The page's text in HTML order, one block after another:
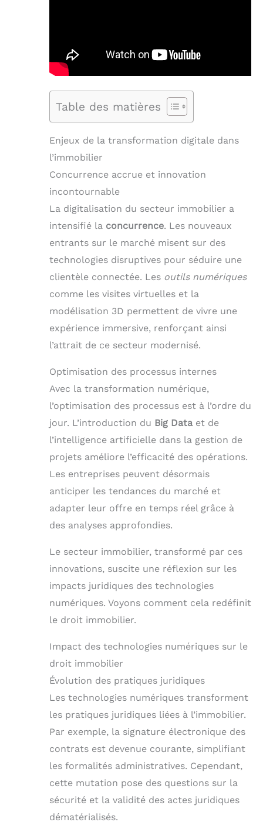
Table des matières
Enjeux de la transformation digitale dans
l’immobilier
Concurrence accrue et innovation
incontournable
La digitalisation du secteur immobilier a
intensifié la concurrence. Les nouveaux
entrants sur le marché misent sur des
technologies disruptives pour séduire une
clientèle connectée. Les outils numériques
comme les visites virtuelles et la
modélisation 3D permettent de vivre une
expérience immersive, renforçant ainsi
l’attrait de ce secteur modernisé.
Optimisation des processus internes
Avec la transformation numérique,
l’optimisation des processus est à l’ordre du
jour. L’introduction du Big Dataet de
l’intelligence artificielle dans la gestion de
projets améliore l’efficacité des opérations.
Les entreprises peuvent désormais
anticiper les tendances du marché et
adapter leur offre en temps réel grâce à
des analyses approfondies.
Le secteur immobilier, transformé par ces
innovations, suscite une réflexion sur les
impacts juridiques des technologies
numériques. Voyons comment cela redéfinit
le droit immobilier.
Impact des technologies numériques sur le
droit immobilier
Évolution des pratiques juridiques
Les technologies numériques transforment
les pratiques juridiques liées à l’immobilier.
Par exemple, la signature électronique des
contrats est devenue courante, simplifiant
les formalités administratives. Cependant,
cette mutation pose des questions sur la
sécurité et la validité des actes juridiques
dématérialisés.